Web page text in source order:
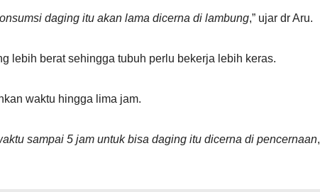
daging itu akan lama dicerna di lambung,” ujar dr Aru.
lebih berat sehingga tubuh perlu bekerja lebih keras.
waktu hingga lima jam.
sampai 5 jam untuk bisa daging itu dicerna di pencernaan